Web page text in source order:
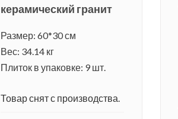
керамический гранит
Размер: 60*30 см
Вес: 34.14 кг
Плиток в упаковке: 9 шт.
Товар снят с производства.